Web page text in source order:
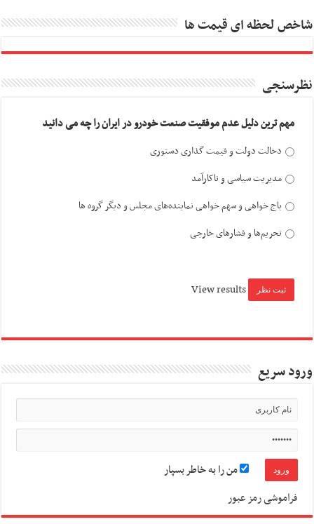
شاخص لحظه ای قیمت ها
نظرسنجی
مهم ترین دلیل عدم موفقیت صنعت خودرو در ایران را چه می دانید
دخالت دولت و قیمت گذاری دستوری
مدیریت سیاسی و ناکارآمد
باج خواهی و سهم خواهی نماینده‌های مجلس و دیگر گروه ها
تحریم‌ها و فشارهای خارجی
View results
ورود سریع
من را به خاطر بسپار
فراموشی رمز عبور